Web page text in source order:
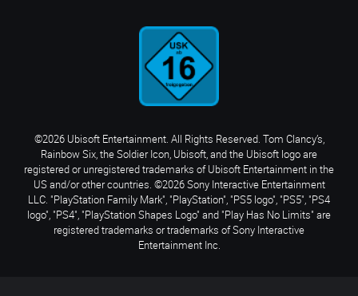
©2026 Ubisoft Entertainment. All Rights Reserved. Tom Clancy’s,
Rainbow Six, the Soldier Icon, Ubisoft, and the Ubisoft logo are
registered or unregistered trademarks of Ubisoft Entertainment in the
US and/or other countries. ©2026 Sony Interactive Entertainment
LLC. "PlayStation Family Mark", "PlayStation", "PS5 logo", "PS5", "PS4
logo", "PS4", "PlayStation Shapes Logo" and "Play Has No Limits" are
registered trademarks or trademarks of Sony Interactive
Entertainment Inc.